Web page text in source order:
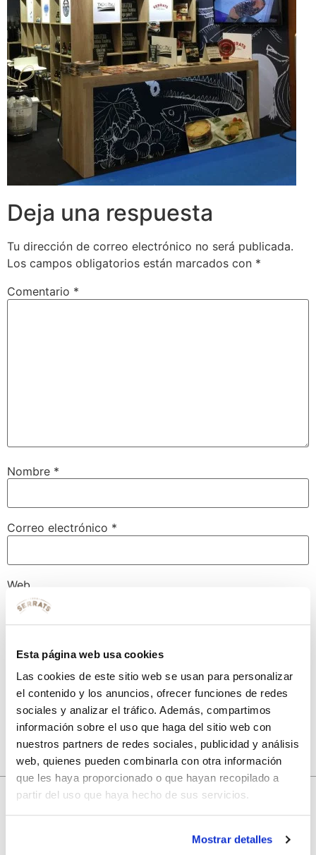
Esta página web usa cookies
Las cookies de este sitio web se usan para personalizar
el contenido y los anuncios, ofrecer funciones de redes
sociales y analizar el tráfico. Además, compartimos
información sobre el uso que haga del sitio web con
nuestros partners de redes sociales, publicidad y análisis
web, quienes pueden combinarla con otra información
que les haya proporcionado o que hayan recopilado a
partir del uso que haya hecho de sus servicios.
Mostrar detalles
Deja una respuesta
Tu dirección de correo electrónico no será publicada.
Los campos obligatorios están marcados con *
Comentario *
Nombre *
Correo electrónico *
Web
Guarda mi nombre, correo electrónico y web en este
10% de descuento